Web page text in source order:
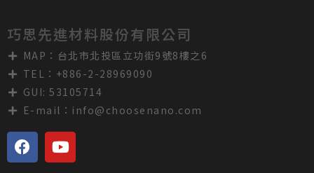
巧思先進材料股份有限公司
MAP：台北市北投區立功街9號8樓之6
TEL：+886-2-28969090
GUI: 53105714
E-mail： info@choosenano.com